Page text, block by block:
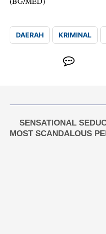
DAERAH KRIMINAL